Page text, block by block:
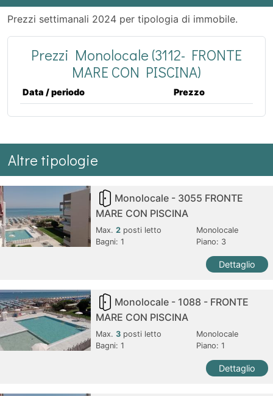
Prezzi settimanali 2024 per tipologia di immobile.
Prezzi Monolocale (3112- FRONTE
MARE CON PISCINA)
Data / periodo Prezzo
Altre tipologie
Monolocale - 3055 FRONTE
MARE CON PISCINA
Max.2 posti letto
Monolocale
Bagni:1 Piano: 3
Dettaglio
Monolocale - 1088 - FRONTE
MARE CON PISCINA
Max.3 posti letto
Monolocale
Bagni:1 Piano: 1
Dettaglio